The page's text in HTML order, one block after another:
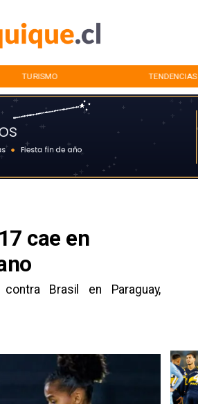
TURISMO TENDENCIAS
cae en
Brasil en Paraguay,